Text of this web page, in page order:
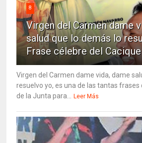
8
Virgen del Carmen dame
salud que lo demás lo
Frase célebre del Cacique
Virgen del Carmen dame vida, dame
resuelvo yo, es una de las tantas frases
de la Junta para... Leer Más